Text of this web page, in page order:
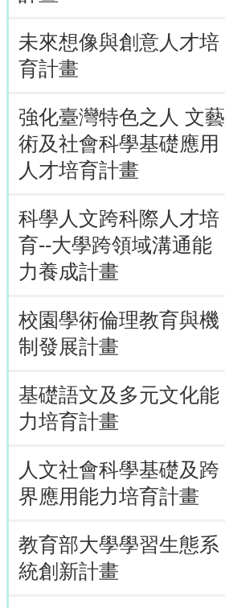
未來想像與創意人才培
育計畫
強化臺灣特色之人 文藝
術及社會科學基礎應用
人才培育計畫
科學人文跨科際人才培
育--大學跨領域溝通能
力養成計畫
校園學術倫理教育與機
制發展計畫
基礎語文及多元文化能
力培育計畫
人文社會科學基礎及跨
界應用能力培育計畫
教育部大學學習生態系
統創新計畫